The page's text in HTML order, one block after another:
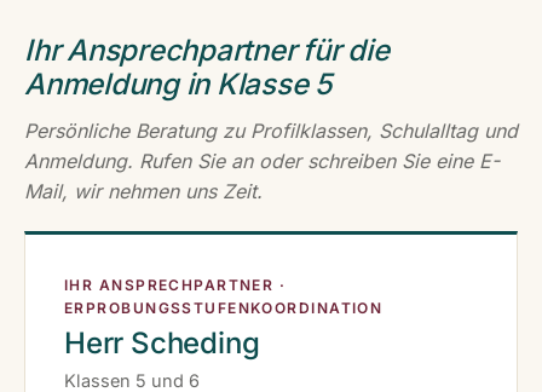
Ihr Ansprechpartner für die
Anmeldung in Klasse 5
Persönliche Beratung zu Profilklassen, Schulalltag und
Anmeldung. Rufen Sie an oder schreiben Sie eine E-
Mail, wir nehmen uns Zeit.
IHR ANSPRECHPARTNER ·
ERPROBUNGSSTUFENKOORDINATION
Herr Scheding
Klassen 5 und 6